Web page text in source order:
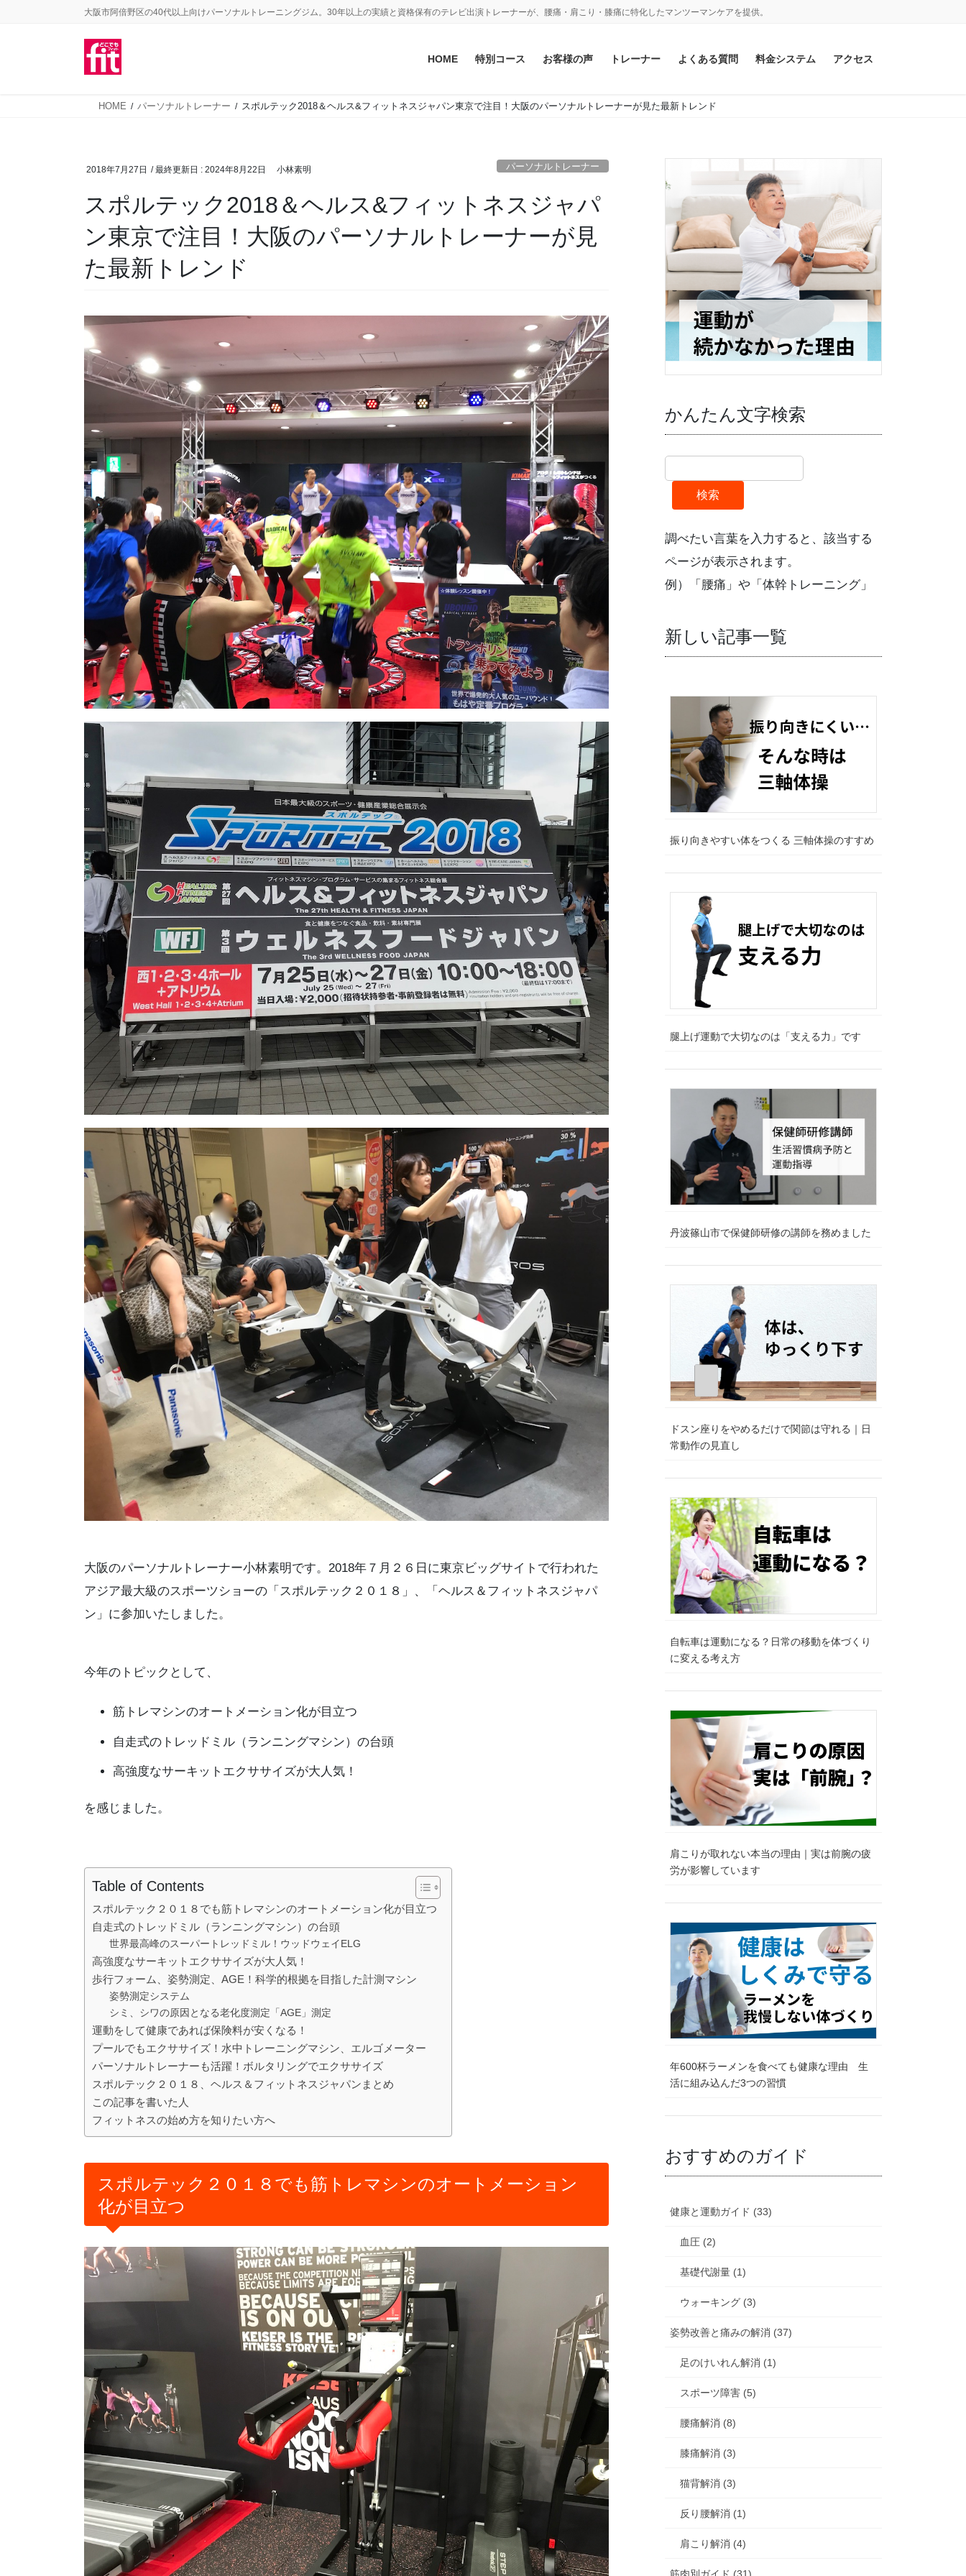
大阪市阿倍野区の40代以上向けパーソナルトレーニングジム。30年以上の実績と資格保有のテレビ出演トレーナーが、腰痛・肩こり・膝痛に特化したマンツーマンケアを提供。
HOME 特別コース お客様の声 トレーナー よくある質問 料金システム アクセス
HOME パーソナルトレーナー スポルテック2018＆ヘルス&フィットネスジャパン東京で注目！大阪のパーソナルトレーナーが見た最新トレンド
2018年7月27日 / 最終更新日 : 2024年8月22日 小林素明 パーソナルトレーナー
スポルテック2018＆ヘルス&フィットネスジャパ
ン東京で注目！大阪のパーソナルトレーナーが見
た最新トレンド
大阪のパーソナルトレーナー小林素明です。2018年７月２６日に東京ビッグサイトで行われた
アジア最大級のスポーツショーの「スポルテック２０１８」、「ヘルス＆フィットネスジャパ
ン」に参加いたしました。
今年のトピックとして、
筋トレマシンのオートメーション化が目立つ
自走式のトレッドミル（ランニングマシン）の台頭
高強度なサーキットエクササイズが大人気！
を感じました。
Table of Contents
スポルテック２０１８でも筋トレマシンのオートメーション化が目立つ
自走式のトレッドミル（ランニングマシン）の台頭
世界最高峰のスーパートレッドミル！ウッドウェイELG
高強度なサーキットエクササイズが大人気！
歩行フォーム、姿勢測定、AGE！科学的根拠を目指した計測マシン
姿勢測定システム
シミ、シワの原因となる老化度測定「AGE」測定
運動をして健康であれば保険料が安くなる！
プールでもエクササイズ！水中トレーニングマシン、エルゴメーター
パーソナルトレーナーも活躍！ボルタリングでエクササイズ
スポルテック２０１８、ヘルス＆フィットネスジャパンまとめ
この記事を書いた人
フィットネスの始め方を知りたい方へ
スポルテック２０１８でも筋トレマシンのオートメーション
化が目立つ
かんたん文字検索
検索
調べたい言葉を入力すると、該当する
ページが表示されます。
例）「腰痛」や「体幹トレーニング」
新しい記事一覧
振り向きやすい体をつくる 三軸体操のすすめ
腿上げ運動で大切なのは「支える力」です
丹波篠山市で保健師研修の講師を務めました
ドスン座りをやめるだけで関節は守れる｜日
常動作の見直し
自転車は運動になる？日常の移動を体づくり
に変える考え方
肩こりが取れない本当の理由｜実は前腕の疲
労が影響しています
年600杯ラーメンを食べても健康な理由 生
活に組み込んだ3つの習慣
おすすめのガイド
健康と運動ガイド (33)
血圧 (2)
基礎代謝量 (1)
ウォーキング (3)
姿勢改善と痛みの解消 (37)
足のけいれん解消 (1)
スポーツ障害 (5)
腰痛解消 (8)
膝痛解消 (3)
猫背解消 (3)
反り腰解消 (1)
肩こり解消 (4)